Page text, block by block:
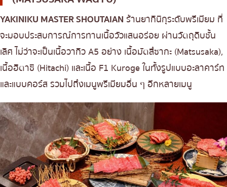
YAKINIKU MASTER SHOUTAIAN ร้านยากินิกุระดับพรีเมียม ที่
จะมอบประสบการณ์การทานเนื้อวัวแสนอร่อย ผ่านวัตถุดิบชั้น
เลิศ ไม่ว่าจะเป็นเนื้อวากิว A5 อย่าง เนื้อมัตสึซากะ (Matsusaka),
เนื้อฮิตาชิ (Hitachi) และเนื้อ F1 Kuroge ในทั้งรูปแบบอะลาคาร์ท
และแบบคอร์ส รวมไปถึงเมนูพรีเมียมอื่น ๆ อีกหลายเมนู